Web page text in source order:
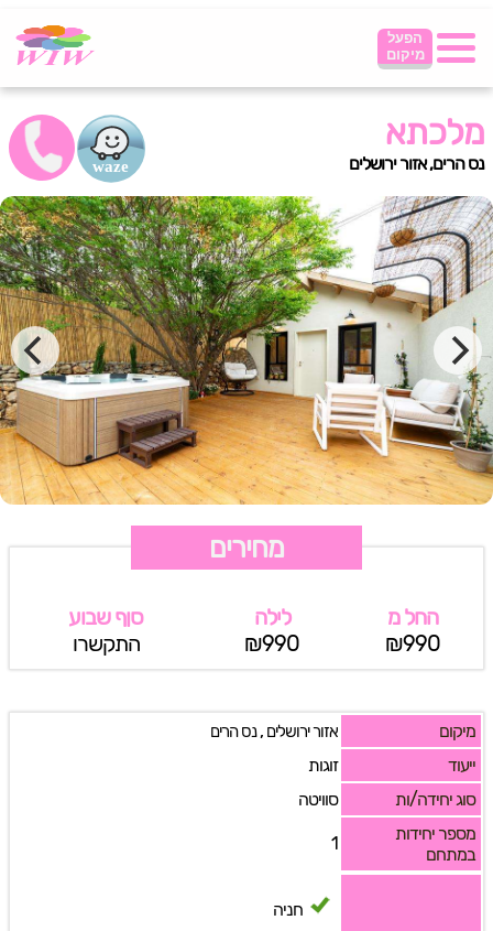
הפעל
מיקום
מלכתא
נס הרים, אזור ירושלים
מחירים
החל מ
₪990
לילה
₪990
סןף שבוע
התקשרו
מיקום אזור ירושלים,נס הרים
ייעוד
זוגות
סוג יחידה/ות
סוויטה
מספר יחידות
במתחם
1
חניה